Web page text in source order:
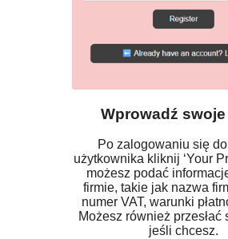
Wprowadź
Po zalogowaniu się
użytkownika kliknij ‘Your
możesz podać
firmie, takie jak nazwa
numer VAT, warunki
Możesz również przesłać
jeśli chcesz.